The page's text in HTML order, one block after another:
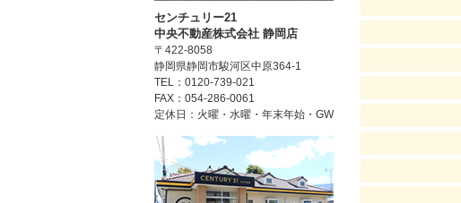
センチュリー21
中央不動産株式会社 静岡店
〒422-8058
静岡県静岡市駿河区中原364-1
TEL：0120-739-021
FAX：054-286-0061
定休日：火曜・水曜・年末年始・GW